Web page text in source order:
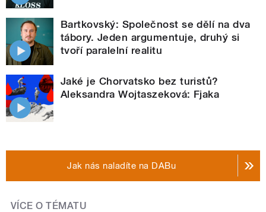
Bartkovský: Společnost se dělí na dva
tábory. Jeden argumentuje, druhý si
tvoří paralelní realitu
Jaké je Chorvatsko bez turistů?
Aleksandra Wojtaszeková: Fjaka
Jak nás naladíte na DABu
VÍCE O TÉMATU